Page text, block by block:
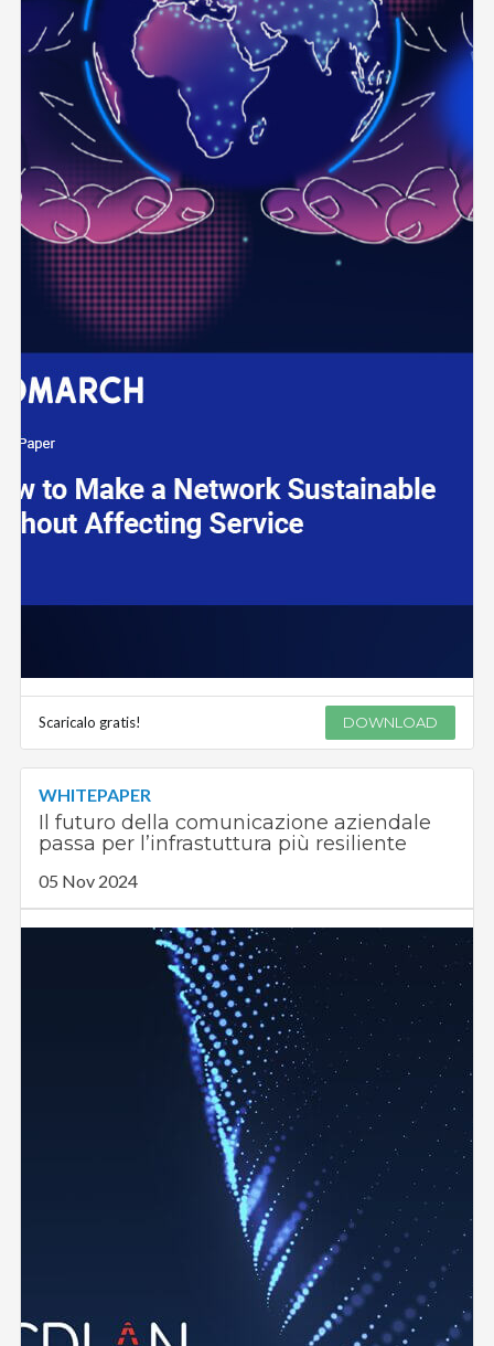
Scaricalo gratis! DOWNLOAD
WHITEPAPER
Il futuro della comunicazione aziendale
passa per l’infrastuttura più resiliente
05 Nov 2024